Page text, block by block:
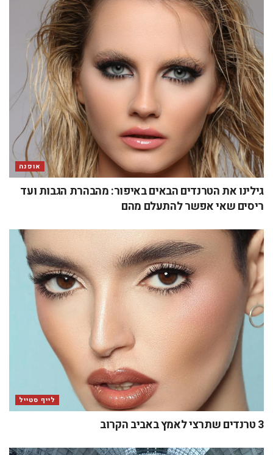
אופנה
גילינו את הטרנדים הבאים באיפור: מהבהרת הגבות ועד
ריסים שאי אפשר להתעלם מהם
לייף סטייל
3 טרנדים שתרצי לאמץ באביב הקרוב